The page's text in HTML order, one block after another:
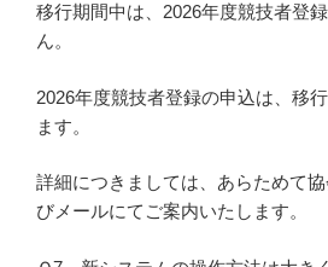
移行期間中は、2026年度競技者登
ん。
2026年度競技者登録の申込は、移
ます。
詳細につきましては、あらためて
びメールにてご案内いたします。